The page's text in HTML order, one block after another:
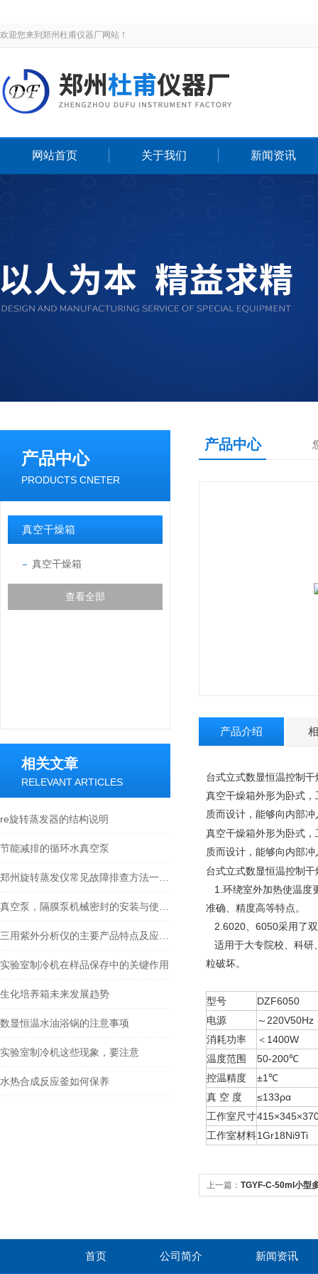
欢迎您来到郑州杜甫仪器厂网站！
网站首页 关于我们 新闻资讯
产品中心
PRODUCTS CNETER
真空干燥箱
真空干燥箱
查看全部
相关文章
RELEVANT ARTICLES
re旋转蒸发器的结构说明
节能减排的循环水真空泵
实验室制冷机在样品保存中的关键作用
生化培养箱未来发展趋势
数显恒温水油浴锅的注意事项
实验室制冷机这些现象，要注意
水热合成反应釜如何保养
产品中心
产品介绍
台式立式数显恒温控制
真空干燥箱外形为卧式
质而设计，能够向内部
真空干燥箱外形为卧式
质而设计，能够向内部
台式立式数显恒温控制
1.环绕室外加热使温度
准确、精度高等特点。
2.6020、6050采用了
适用于大专院校、科研
粒破坏。
型号
DZF6050
电源
～220V50Hz
消耗功率
＜1400W
温度范围
50-200℃
控温精度
±1℃
真 空 度
≤133ρα
工作室尺寸
工作室材料1Gr18Ni9Ti
上一篇： TGYF-C-50ml小型
首页 公司简介 新闻资讯